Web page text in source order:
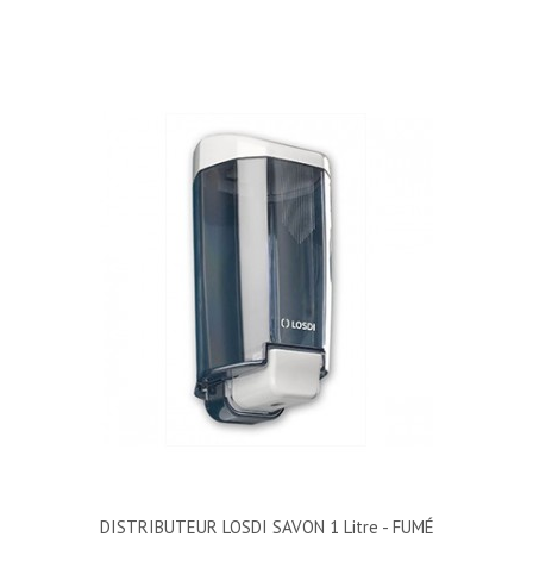
DISTRIBUTEUR LOSDI SAVON 1 Litre - FUMÉ